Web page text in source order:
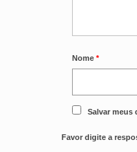
Nome *
Salvar meus
Favor digite a